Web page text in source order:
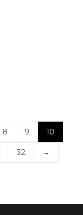
8 9 10
32 →